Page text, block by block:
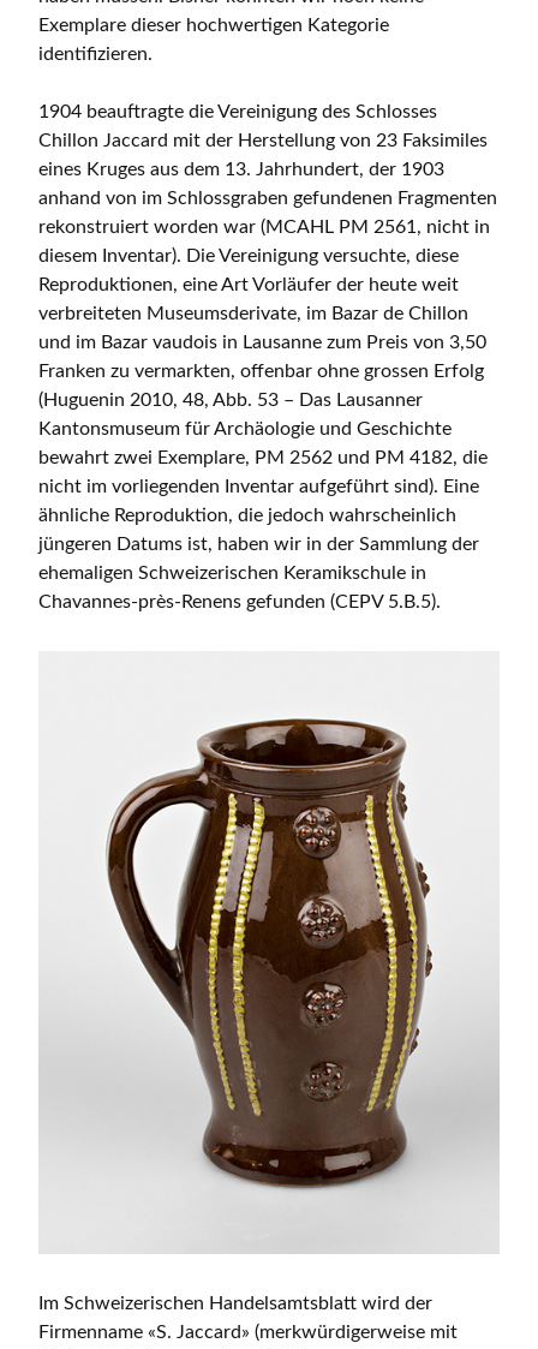
Exemplare dieser hochwertigen Kategorie
identifizieren.
1904 beauftragte die Vereinigung des Schlosses
Chillon Jaccard mit der Herstellung von 23 Faksimiles
eines Kruges aus dem 13. Jahrhundert, der 1903
anhand von im Schlossgraben gefundenen Fragmenten
rekonstruiert worden war (MCAHL PM 2561, nicht in
diesem Inventar). Die Vereinigung versuchte, diese
Reproduktionen, eine Art Vorläufer der heute weit
verbreiteten Museumsderivate, im Bazar de Chillon
und im Bazar vaudois in Lausanne zum Preis von 3,50
Franken zu vermarkten, offenbar ohne grossen Erfolg
(Huguenin 2010, 48, Abb. 53 – Das Lausanner
Kantonsmuseum für Archäologie und Geschichte
bewahrt zwei Exemplare, PM 2562 und PM 4182, die
nicht im vorliegenden Inventar aufgeführt sind). Eine
ähnliche Reproduktion, die jedoch wahrscheinlich
jüngeren Datums ist, haben wir in der Sammlung der
ehemaligen Schweizerischen Keramikschule in
Chavannes-près-Renens gefunden (CEPV 5.B.5).
Im Schweizerischen Handelsamtsblatt wird der
Firmenname «S. Jaccard» (merkwürdigerweise mit